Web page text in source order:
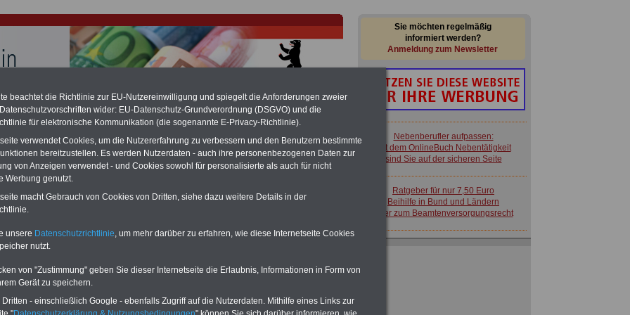
für Beamte und Ruhestandsbeamte (zu geringe Alimentation)
hat die Berliner Landesbesoldung für verfassungs-widrig
muss bisMärz 2027 eine Neuregelung der Besoldung beschließen). Auch beim
& Ruhestandsbeamte) gibt es teilweise hohe Nachzahlungen (Medienberichten
füralle (!) Beamtezwischenmind. 3.000 und 13.000 Euro, Der INFO-
hierzu eine Broschüre heraus, die unmittelbar nach dem Beschluss des
der Bundesregierung vorgelegt wird (wahrscheinlich im Quartal.2026
der Broschüre.
Beamte und den öffentlichen Dienst in Berlin: Höhere Bezüge
mit drei Ratgebern für nur
für Beamtinnen
versorgungsrecht
sowie Beihilferecht in Bund und
PDF-SERVICE: 10 Bücher bzw. eBooks zu
DienstZum Komplettpreis von 15 Euro im Jahr
können Sie zehn Bücher als eBook
Sie möchten regelmäßig
informiert werden?
Anmeldung zum Newsletter
Nebenberufler aufpassen:
mit dem OnlineBuch Nebentätigkeit
sind Sie auf der sicheren Seite
Ratgeber für nur 7,50 Euro
Beihilfe in Bund und Ländern
oder zum Beamtenversorgungsrecht
beachtet die Richtlinie zur EU-Nutzereinwilligung und spiegelt die Anforderungen zweier
wider: EU-Datenschutz-Grundverordnung (DSGVO) und die
für elektronische Kommunikation (die sogenannte E-Privacy-Richtlinie).
verwendet Cookies, um die Nutzererfahrung zu verbessern und den Benutzern bestimmte
bereitzustellen. Es werden Nutzerdaten - auch ihre personenbezogenen Daten zur
von Anzeigen verwendet - und Cookies sowohl für personalisierte als auch für nicht
Werbung genutzt.
macht Gebrauch von Cookies von Dritten, siehe dazu weitere Details in der
unsere Datenschutzrichtlinie , um mehr darüber zu erfahren, wie diese Internetseite Cookies
nutzt.
von "Zustimmung" geben Sie dieser Internetseite die Erlaubnis, Informationen in Form von
Gerät zu speichern.
- einschließlich Google - ebenfalls Zugriff auf die Nutzerdaten. Mithilfe eines Links zur